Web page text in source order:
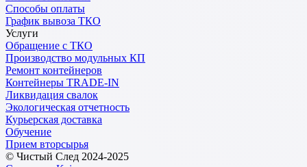
Способы оплаты
График вывоза ТКО
Услуги
Обращение с ТКО
Производство модульных КП
Ремонт контейнеров
Контейнеры TRADE-IN
Ликвидация свалок
Экологическая отчетность
Курьерская доставка
Обучение
Прием вторсырья
© Чистый След 2024-2025